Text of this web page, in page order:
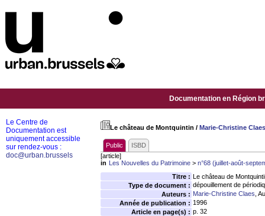
Documentation en Région
Le château de Montquintin / Marie-Christine Claes
Public
ISBD
[article]
in Les Nouvelles du Patrimoine > n°68 (juillet-août-
Titre : Le château de
Type de document : dépouillement de
Auteurs : Marie-Christine Claes ,
Année de publication : 1996
Article en page(s) : p. 32
Le Centre de
Documentation est
uniquement accessible
sur rendez-vous :
doc@urban.brussels